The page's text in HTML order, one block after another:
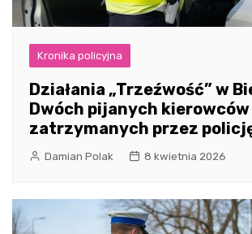
Kronika policyjna
Działania „Trzeźwość” w
Dwóch pijanych kierowców
zatrzymanych przez
Damian Polak 8 kwietnia 2026